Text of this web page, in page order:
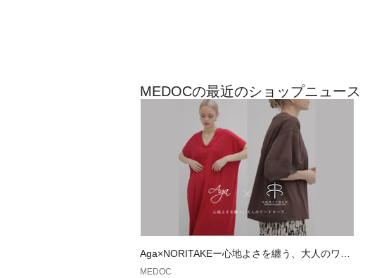
MEDOCの最近のショップニュース
Aga×NORITAKEー心地よさを纏う、大人のワー
ドローブ。ー
MEDOC